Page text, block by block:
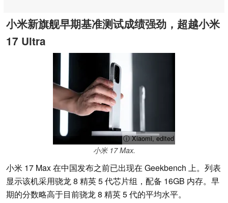
小米新旗舰早期基准测试成绩强劲，超越小米
17 Ultra
ⓘ Xiaomi, edited
小米 17 Max.
小米 17 Max 在中国发布之前已出现在 Geekbench 上。列表
显示该机采用骁龙 8 精英 5 代芯片组，配备 16GB 内存。早
期的分数略高于目前骁龙 8 精英 5 代的平均水平。